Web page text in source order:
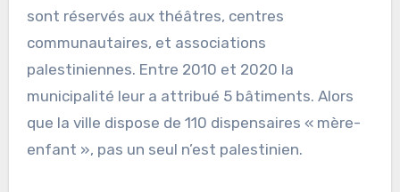
sont réservés aux théâtres, centres
communautaires, et associations
palestiniennes. Entre 2010 et 2020 la
municipalité leur a attribué 5 bâtiments. Alors
que la ville dispose de 110 dispensaires « mère-
enfant », pas un seul n’est palestinien.